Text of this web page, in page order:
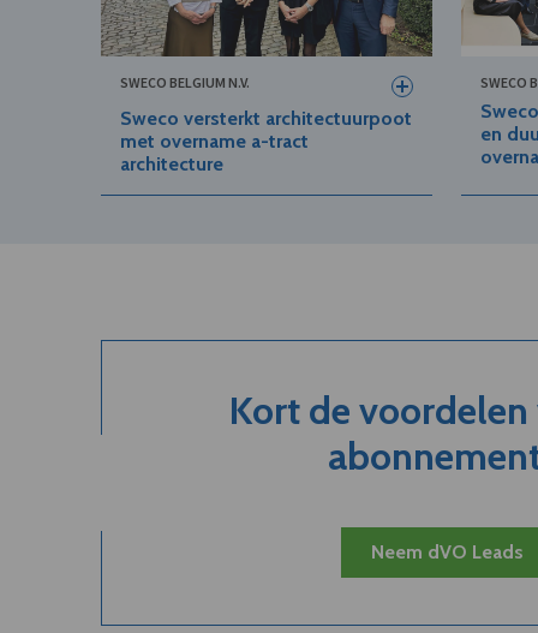
SWECO BELGIUM N.V.
Sweco versterkt architectuurpoot
met overname a-tract
architecture
SWECO
en
Kort de voordelen
Neem dVO Leads